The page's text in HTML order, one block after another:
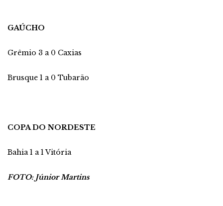
GAÚCHO
Grêmio 3 a 0 Caxias
Brusque 1 a 0 Tubarão
COPA DO NORDESTE
Bahia 1 a 1 Vitória
FOTO: Júnior Martins